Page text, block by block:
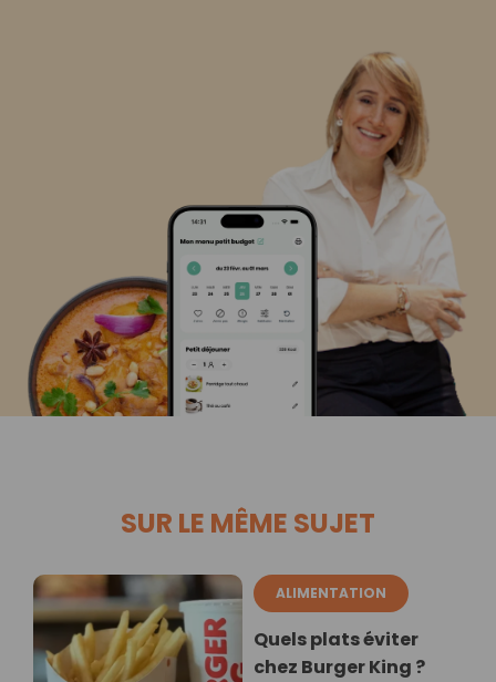
SUR LE MÊME SUJET
ALIMENTATION
Quels plats éviter
chez Burger King ?